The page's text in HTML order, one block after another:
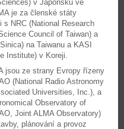
v Japonsku ve
je za členské státy
NRC (National Research
Council of Taiwan) a
na Taiwanu a KASI
Institute) v Koreji.
jsou ze strany Evropy řízeny
(National Radio Astronomy
Universities, Inc.), a
Observatory of
Joint ALMA Observatory)
plánování a provoz